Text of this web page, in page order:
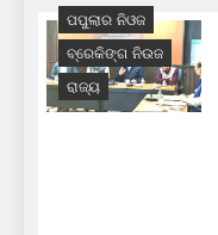
ପପୁଲାର ନିଓଜ
ବ୍ରେକିଙ୍ଗ ନିଉଜ
ରାଜ୍ୟ